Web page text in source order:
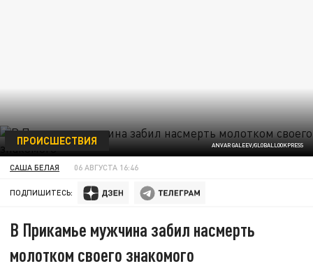
ANVAR GALEEV/GLOBALLOOKPRESS
ПРОИСШЕСТВИЯ
САША БЕЛАЯ 06 АВГУСТА 16:46
ПОДПИШИТЕСЬ:
В Прикамье мужчина забил насмерть
молотком своего знакомого